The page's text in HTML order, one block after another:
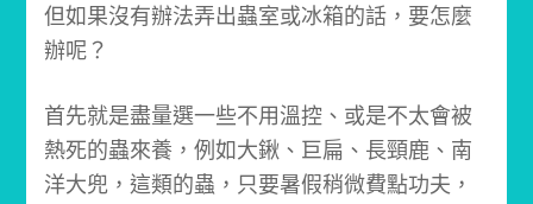
但如果沒有辦法弄出蟲室或冰箱的話，要怎麼
辦呢？
首先就是盡量選一些不用溫控、或是不太會被
熱死的蟲來養，例如大鍬、巨扁、長頸鹿、南
洋大兜，這類的蟲，只要暑假稍微費點功夫，